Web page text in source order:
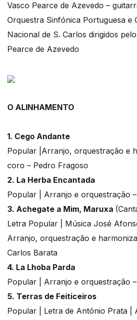
Vasco Pearce de Azevedo –
Orquestra Sinfónica Portuguesa e
Nacional de S. Carlos dirigidos
Pearce de Azevedo
O ALINHAMENTO
1. Cego Andante
Popular |Arranjo, orquestração e
coro – Pedro Fragoso
2. La Herba Encantada
Popular | Arranjo e orquestração
3. Achegate a Mim, Maruxa
Letra Popular | Música José
Arranjo, orquestração e
Carlos Barata
4. La Lhoba Parda
Popular | Arranjo e orquestração
5. Terras de Feiticeiros
Popular | Letra de António Prata |